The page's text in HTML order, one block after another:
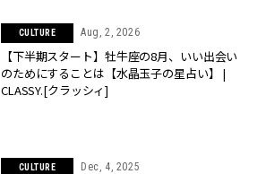
CULTURE Aug, 2, 2026
【下半期スタート】牡牛座の8月、いい出会い
のためにすることは【水晶玉子の星占い】 |
CLASSY.[クラッシィ]
CULTURE Dec, 4, 2025